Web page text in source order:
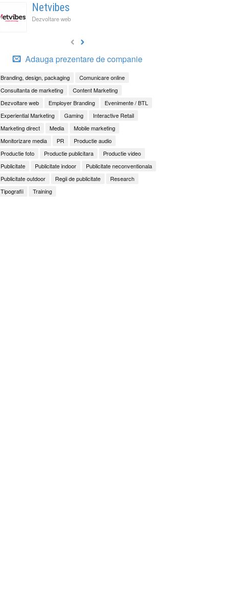
Netvibes
Dezvoltare web
Adauga prezentare de companie
Branding, design, packaging
Comunicare online
Consultanta de marketing
Content Marketing
Dezvoltare web
Employer Branding
Evenimente / BTL
Experiential Marketing
Gaming
Interactive Retail
Marketing direct
Media
Mobile marketing
Monitorizare media
PR
Productie audio
Productie foto
Productie publicitara
Productie video
Publicitate
Publicitate indoor
Publicitate neconventionala
Publicitate outdoor
Regii de publicitate
Research
Tipografii
Training